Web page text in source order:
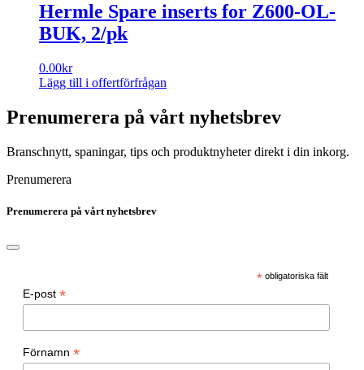
Hermle Spare inserts for Z600-OL-
BUK, 2/pk
0.00kr
Lägg till i offertförfrågan
Prenumerera på vårt nyhetsbrev
Branschnytt, spaningar, tips och produktnyheter direkt i din inkorg.
Prenumerera
Prenumerera på vårt nyhetsbrev
* obligatoriska fält
E-post *
Förnamn *